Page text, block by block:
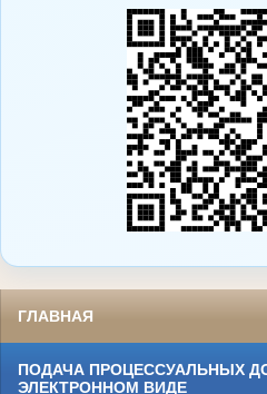
ГЛАВНАЯ
ПОДАЧА ПРОЦЕССУАЛЬНЫХ
ЭЛЕКТРОННОМ ВИДЕ